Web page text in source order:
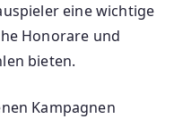
eine wichtige
Honorare und
bieten.
Kampagnen